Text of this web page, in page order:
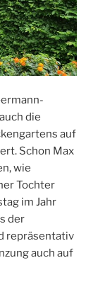
die
auf
Schon Max
wie
Tochter
im Jahr
der
repräsentativ
auch auf